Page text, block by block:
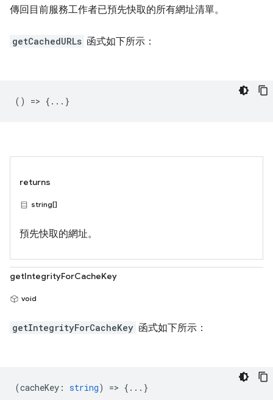
傳回目前服務工作者已預先快取的所有網址清單。
getCachedURLs 函式如下所示：
() => {...}
returns
string[]
預先快取的網址。
getIntegrityForCacheKey
void
getIntegrityForCacheKey 函式如下所示：
(cacheKey : string) => {...}